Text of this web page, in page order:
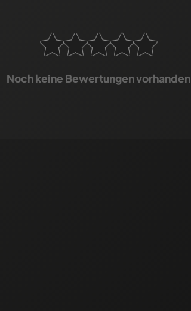
Noch keine Bewertungen vorhanden